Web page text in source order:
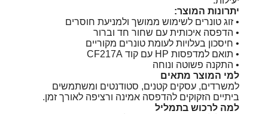
יתרונות המוצר:
• זוג טונרים לשימוש ממושך ולמניעת חוסרים
• הדפסה איכותית עם שחור חד וברור
• חיסכון בעלויות לעומת טונרים מקוריים
• תואם למדפסות HP עם קוד CF217A
• התקנה פשוטה ונוחה
למי המוצר מתאים
למשרדים, עסקים קטנים, סטודנטים ומשתמשים
ביתיים הזקוקים להדפסה אמינה ורציפה לאורך זמן.
למה לרכוש בתמליל